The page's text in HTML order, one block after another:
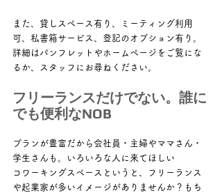
また、貸しスペース有り、ミーティング利用
可、私書箱サービス、登記のオプション有り。
詳細はパンフレットやホームページをご覧にな
るか、スタッフにお尋ねください。
フリーランスだけでない。誰に
でも便利なNOB
プランが豊富だから会社員・主婦やママさん・
学生さんも。いろいろな人に来てほしい
コワーキングスペースというと、フリーランス
や起業家が多いイメージがありませんか？もち